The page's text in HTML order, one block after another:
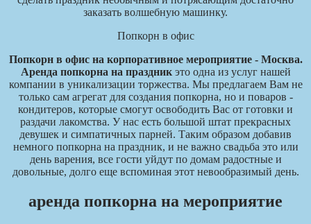
заказать волшебную машинку.
Попкорн в офис
Попкорн в офис на корпоративное мероприятие - Москва.
Аренда попкорна на праздникэто одна из услуг нашей
компании в уникализации торжества. Мы предлагаем Вам не
только сам агрегат для создания попкорна, но и поваров -
кондитеров, которые смогут освободить Вас от готовки и
раздачи лакомства. У нас есть большой штат прекрасных
девушек и симпатичных парней. Таким образом добавив
немного попкорна на праздник, и не важно свадьба это или
день варения, все гости уйдут по домам радостные и
довольные, долго еще вспоминая этот невообразимый день.
аренда попкорна на мероприятие